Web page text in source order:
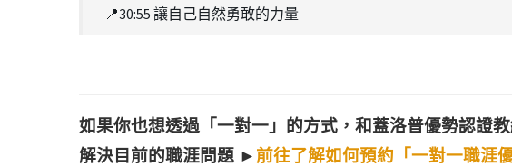
📍30:55 讓自己自然勇敢的力量
如果你也想透過「一對一」的方式，和蓋洛普優勢認證
解決目前的職涯問題 ► 前往了解如何預約「一對一職涯優